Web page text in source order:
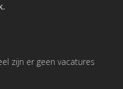
zijn er geen vacatures